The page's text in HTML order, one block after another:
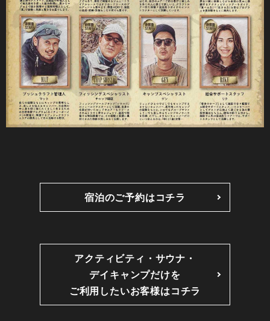
宿泊のご予約はコチラ
アクティビティ・サウナ・
デイキャンプだけを
ご利用したいお客様はコチラ